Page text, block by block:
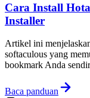
Cara Install
Installer
Artikel ini
softaculous yang
bookmark Anda
Baca panduan